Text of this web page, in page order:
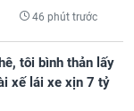
46 phút trước
tôi bình thản lấy
xế lái xe xịn 7 tỷ